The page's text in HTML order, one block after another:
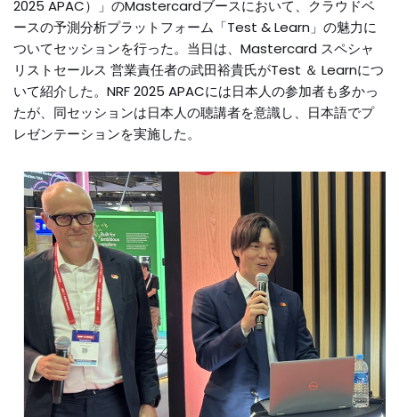
2025 APAC）」のMastercardブースにおいて、クラウドベ
ースの予測分析プラットフォーム「Test & Learn」の魅力に
ついてセッションを行った。当日は、Mastercard スペシャ
リストセールス 営業責任者の武田裕貴氏がTest ＆ Learnにつ
いて紹介した。NRF 2025 APACには日本人の参加者も多かっ
たが、同セッションは日本人の聴講者を意識し、日本語でプ
レゼンテーションを実施した。